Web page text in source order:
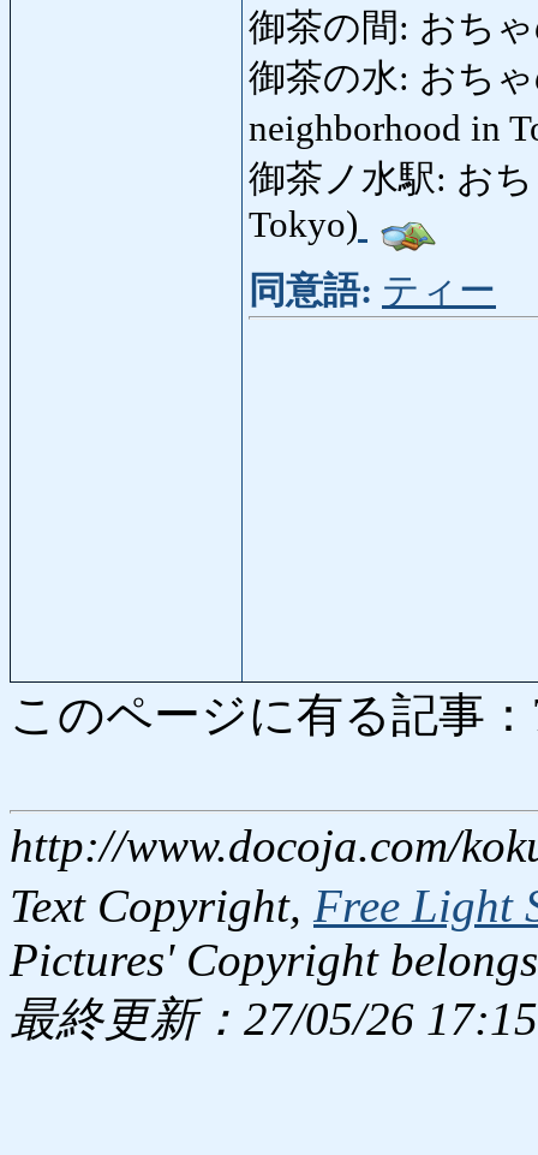
御茶の間: おち
御茶の水: おちゃ
neighborhood in
御茶ノ水駅: お
Tokyo)
同意語: ティー
このページに有る記事
http://www.docoja.com/
Text Copyright, Free Light
Pictures' Copyright
最終更新：27/05/26 17:15